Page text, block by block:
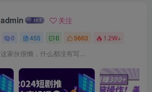
admin 关注
0 455 0 5663 1.2W+
这家伙很懒，什么都没有写...